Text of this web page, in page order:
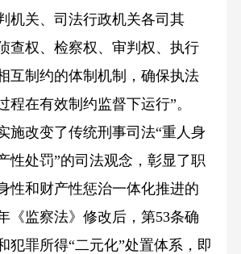
机关、司法行政机关各司其
查权、检察权、审判权、执行
互制约的体制机制，确保执法
程在有效制约监督下运行”。
施改变了传统刑事司法“重人身
性处罚”的司法观念，彰显了职
性和财产性惩治一体化推进的
《监察法》修改后，第53条确
犯罪所得“二元化”处置体系，即